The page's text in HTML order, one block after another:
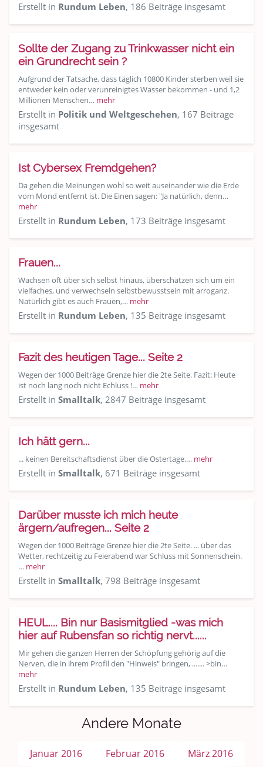
Erstellt in Rundum Leben, 186 Beiträge insgesamt
Sollte der Zugang zu Trinkwasser nicht ein
ein Grundrecht sein ?
Aufgrund der Tatsache, dass täglich 10800 Kinder sterben weil sie
entweder kein oder verunreinigtes Wasser bekommen - und 1,2
Millionen Menschen… mehr
Erstellt in Politik und Weltgeschehen, 167 Beiträge
insgesamt
Ist Cybersex Fremdgehen?
Da gehen die Meinungen wohl so weit auseinander wie die Erde
vom Mond entfernt ist. Die Einen sagen: "Ja natürlich, denn…
mehr
Erstellt in Rundum Leben, 173 Beiträge insgesamt
Frauen...
Wachsen oft über sich selbst hinaus, überschätzen sich um ein
vielfaches, und verwechseln selbstbewusstsein mit arroganz.
Natürlich gibt es auch Frauen,… mehr
Erstellt in Rundum Leben, 135 Beiträge insgesamt
Fazit des heutigen Tage... Seite 2
Wegen der 1000 Beiträge Grenze hier die 2te Seite. Fazit: Heute
ist noch lang noch nicht Echluss !… mehr
Erstellt in Smalltalk, 2847 Beiträge insgesamt
Ich hätt gern...
... keinen Bereitschaftsdienst über die Ostertage.… mehr
Erstellt in Smalltalk, 671 Beiträge insgesamt
Darüber musste ich mich heute
ärgern/aufregen... Seite 2
Wegen der 1000 Beiträge Grenze hier die 2te Seite. ... über das
Wetter, rechtzeitig zu Feierabend war Schluss mit Sonnenschein.
… mehr
Erstellt in Smalltalk, 798 Beiträge insgesamt
HEUL.... Bin nur Basismitglied -was mich
hier auf Rubensfan so richtig nervt......
Mir gehen die ganzen Herren der Schöpfung gehörig auf die
Nerven, die in ihrem Profil den "Hinweis" bringen, ....... >bin…
mehr
Erstellt in Rundum Leben, 135 Beiträge insgesamt
Andere Monate
Januar 2016 Februar 2016
März 2016